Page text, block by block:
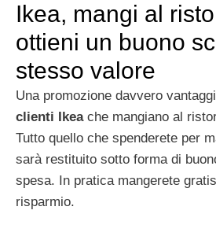
Ikea, mangi al
ottieni un buono
stesso valore
Una promozione davvero
clienti Ikeache mangiano al
Tutto quello che spenderete per
sarà restituito sotto forma di
spesa. In pratica mangerete
risparmio.